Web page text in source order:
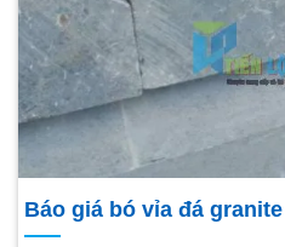
Báo giá bó vỉa đá